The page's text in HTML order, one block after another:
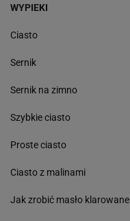
WYPIEKI
Ciasto
Sernik
Sernik na zimno
Szybkie ciasto
Proste ciasto
Ciasto z malinami
Jak zrobić masło klarowane